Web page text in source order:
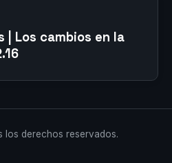
| Los cambios en la
los derechos reservados.